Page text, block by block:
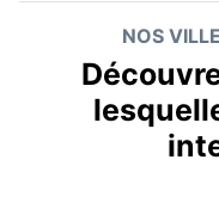
NOS